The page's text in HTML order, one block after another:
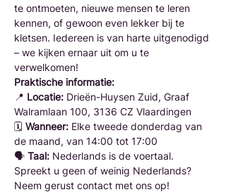
te ontmoeten, nieuwe mensen te leren
kennen, of gewoon even lekker bij te
kletsen. Iedereen is van harte uitgenodigd
– we kijken ernaar uit om u te
verwelkomen!
Praktische informatie:
📍 Locatie: Drieën-Huysen Zuid, Graaf
Walramlaan 100, 3136 CZ Vlaardingen
🗓️ Wanneer: Elke tweede donderdag van
de maand, van 14:00 tot 17:00
🗣️ Taal: Nederlands is de voertaal.
Spreekt u geen of weinig Nederlands?
Neem gerust contact met ons op!